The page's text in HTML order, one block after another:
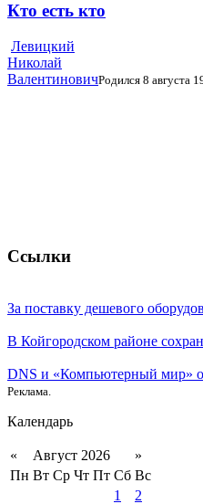
Кто есть кто
Левицкий
Николай
ВалентиновичРодился 8 августа
Ссылки
За поставку дешевого
В Койгородском районе
DNS и «Компьютерный мир»
Реклама.
Календарь
« Август 2026
»
Пн Вт Ср Чт Пт Сб Вс
1
2